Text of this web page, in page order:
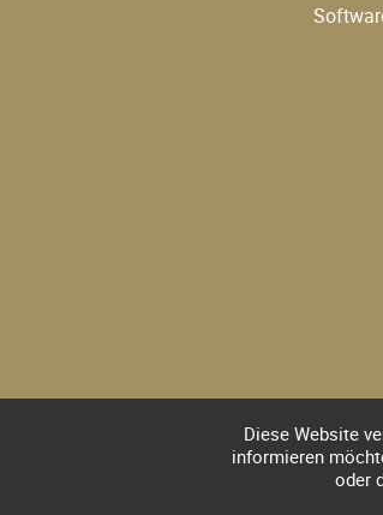
Diese Website
informieren
oder